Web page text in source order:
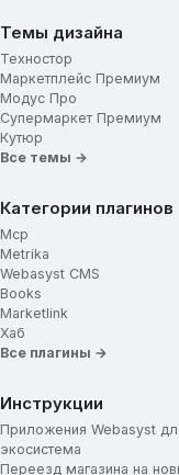
Блок подписки
Новостной блок
Промо-иконки
Иконка/картинка
Текст для промо-
Ссылка для
Отображение
Изображения для
Мини-карточка
Блок описания
Темы дизайна
Техностор
Маркетплейс Премиум
Модус Про
Супермаркет Премиум
Кутюр
Все темы →
Категории плагинов
Mcp
Metrika
Webasyst CMS
Books
Marketlink
Хаб
Все плагины →
Инструкции
Приложения Webasyst
экосистема
Переезд магазина на